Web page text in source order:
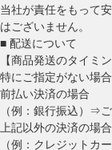
当社が責任をもって
はございません。
■ 配送について
【商品発送のタイミン
特にご指定がない場合
前払い決済の場合
（例：銀行振込）⇒
上記以外の決済の場合
（例：クレジットカ